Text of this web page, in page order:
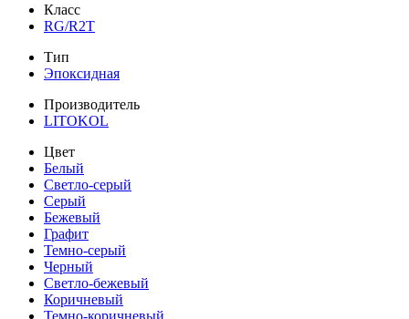
Класс
RG/R2T
Тип
Эпоксидная
Производитель
LITOKOL
Цвет
Белый
Светло-серый
Серый
Бежевый
Графит
Темно-серый
Черный
Светло-бежевый
Коричневый
Темно-коричневый